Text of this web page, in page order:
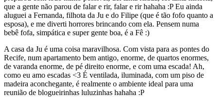
que a gente não parou de falar e rir, falar e rir hahaha :P Eu ainda
aluguei a Fernanda, filhota da Ju e do Filipe (que é tão fofo quanto a
esposa), e me diverti horrores brincando com ela. Pensem numa
bebê fofa, simpática e super gente boa, é a Fê :)
A casa da Ju é uma coisa maravilhosa. Com vista para as pontes do
Recife, num apartamento bem antigo, enorme, de quartos enormes,
de varanda enorme, de pé direito enorme, e com uma escada! Ah,
como eu amo escadas <3 É ventilada, iluminada, com um piso de
madeira aconchegante, é realmente o ambiente ideal para uma
reunião de blogueirinhas luluzinhas hahaha :P